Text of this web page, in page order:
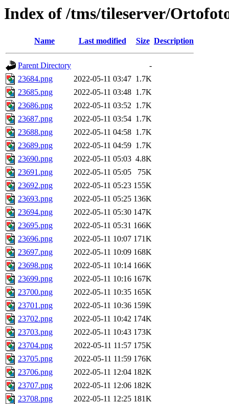
Index of /tms/tileserver/
Name Last modified Size Description
Parent Directory
-
23684.png
2022-05-11 03:47 1.7K
23685.png
2022-05-11 03:48 1.7K
23686.png
2022-05-11 03:52 1.7K
23687.png
2022-05-11 03:54 1.7K
23688.png
2022-05-11 04:58 1.7K
23689.png
2022-05-11 04:59 1.7K
23690.png
2022-05-11 05:03 4.8K
23691.png
2022-05-11 05:05
75K
23692.png
2022-05-11 05:23 155K
23693.png
2022-05-11 05:25 136K
23694.png
2022-05-11 05:30 147K
23695.png
2022-05-11 05:31 166K
23696.png
2022-05-11 10:07 171K
23697.png
2022-05-11 10:09 168K
23698.png
2022-05-11 10:14 166K
23699.png
2022-05-11 10:16 167K
23700.png
2022-05-11 10:35 165K
23701.png
2022-05-11 10:36 159K
23702.png
2022-05-11 10:42 174K
23703.png
2022-05-11 10:43 173K
23704.png
2022-05-11 11:57 175K
23705.png
2022-05-11 11:59 176K
23706.png
2022-05-11 12:04 182K
23707.png
2022-05-11 12:06 182K
23708.png
2022-05-11 12:25 181K